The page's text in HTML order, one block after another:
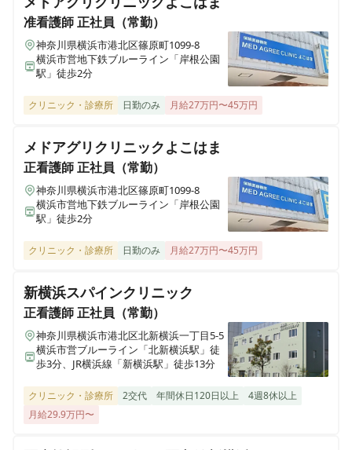
楽学館 百合ヶ丘園
神奈川県川崎市麻生区百合丘一丁目16-16
て長く働けます／
准看護師正社員（常勤）
神奈川県横浜市港北区篠原町1099-8
横浜市営地下鉄ブルーライン「岸根公園
駅」徒歩2分
クリニック・診療所 日勤のみ 月給27万円〜45万円
メドアグリクリニックよこはま
正看護師正社員（常勤）
神奈川県横浜市港北区篠原町1099-8
横浜市営地下鉄ブルーライン「岸根公園
駅」徒歩2分
クリニック・診療所 日勤のみ 月給27万円〜45万円
新横浜スパインクリニック
正看護師正社員（常勤）
神奈川県横浜市港北区北新横浜一丁目5-5
横浜市営ブルーライン「北新横浜駅」徒
歩3分、JR横浜線「新横浜駅」徒歩13分
クリニック・診療所 2交代 年間休日120日以上
4週8休以上
月給29.9万円〜